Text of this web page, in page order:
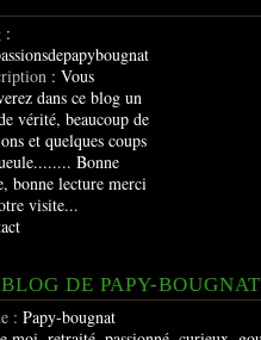
:
: Vous
dans ce blog un
vérité, beaucoup de
et quelques coups
Bonne
bonne lecture merci
visite...
DE PAPY-BOUGNAT
: Papy-bougnat